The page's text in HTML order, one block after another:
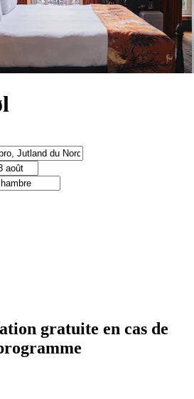
gratuite en cas de